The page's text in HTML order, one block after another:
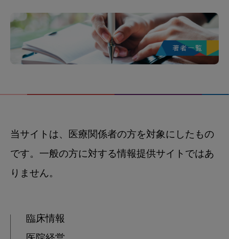
当サイトは、医療関係者の方を対象にしたもの
です。一般の方に対する情報提供サイトではあ
りません。
臨床情報